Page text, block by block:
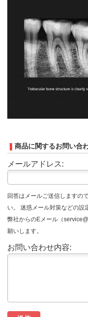
商品に関するお問い合
メールアドレス:
回答はメールご送信しますの
い。 迷惑メール対策などの設
弊社からのEメール（
願いします。
お問い合わせ内容: